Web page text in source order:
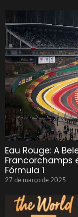
Eau Rouge: A
Francorchamps
Fórmula 1
27 de março de 2025